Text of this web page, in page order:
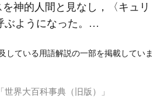
神的人間と見なし，〈キュリ
ぶようになった。…
している用語解説の一部を掲載していま
界大百科事典（旧版）」